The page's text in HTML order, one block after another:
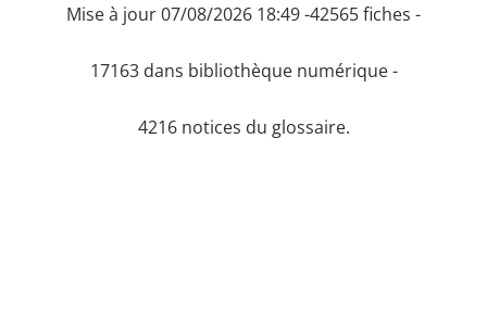
Mise à jour 07/08/2026 18:49 -42565 fiches -
17163 dans bibliothèque numérique -
4216 notices du glossaire.